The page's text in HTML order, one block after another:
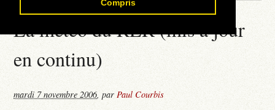
Compris
La météo du RER (mis à jour
en continu)
mardi 7 novembre 2006,parPaul Courbis